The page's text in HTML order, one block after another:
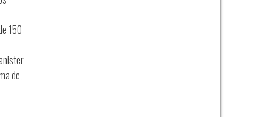
150
de